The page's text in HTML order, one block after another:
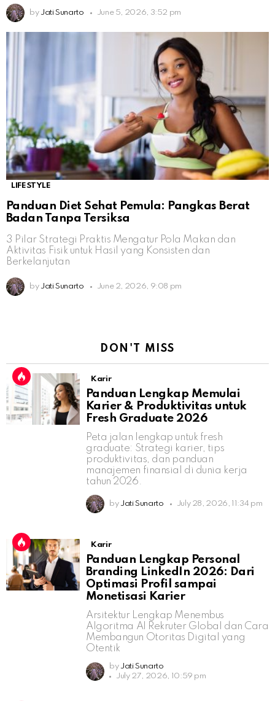
by Jati Sunarto June 5, 2026, 3:52 pm
LIFESTYLE
Panduan Diet Sehat Pemula: Pangkas Berat
Badan Tanpa Tersiksa
3 Pilar Strategi Praktis Mengatur Pola Makan dan
Aktivitas Fisik untuk Hasil yang Konsisten dan
Berkelanjutan
by Jati Sunarto June 2, 2026, 9:08 pm
DON'T MISS
Karir
Panduan Lengkap Memulai
Karier & Produktivitas untuk
Fresh Graduate 2026
Peta jalan lengkap untuk fresh
graduate: Strategi karier, tips
produktivitas, dan panduan
manajemen finansial di dunia kerja
tahun 2026.
by Jati Sunarto July 28, 2026, 11:34 pm
Karir
Panduan Lengkap Personal
Branding LinkedIn 2026: Dari
Optimasi Profil sampai
Monetisasi Karier
Arsitektur Lengkap Menembus
Algoritma AI Rekruter Global dan Cara
Membangun Otoritas Digital yang
Otentik
by Jati Sunarto
July 27, 2026, 10:59 pm